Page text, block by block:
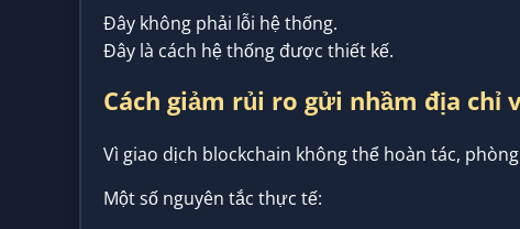
Đây không phải lỗi hệ thống.
Đây là cách hệ thống được thiết kế.
Cách giảm rủi ro gửi nhầm địa chỉ
Vì giao dịch blockchain không thể hoàn tác,
Một số nguyên tắc thực tế: